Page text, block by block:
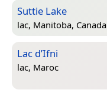
Suttie Lake
lac, Manitoba, Canada
Lac d’Ifni
lac, Maroc